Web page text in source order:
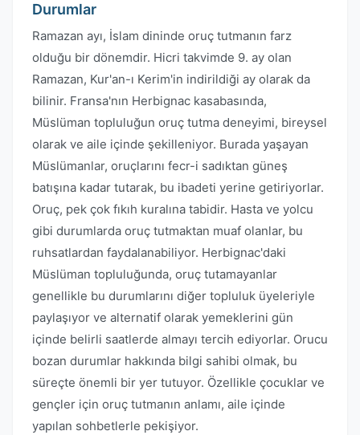
Durumlar
Ramazan ayı, İslam dininde oruç tutmanın farz
olduğu bir dönemdir. Hicri takvimde 9. ay olan
Ramazan, Kur'an-ı Kerim'in indirildiği ay olarak da
bilinir. Fransa'nın Herbignac kasabasında,
Müslüman topluluğun oruç tutma deneyimi, bireysel
olarak ve aile içinde şekilleniyor. Burada yaşayan
Müslümanlar, oruçlarını fecr-i sadıktan güneş
batışına kadar tutarak, bu ibadeti yerine getiriyorlar.
Oruç, pek çok fıkıh kuralına tabidir. Hasta ve yolcu
gibi durumlarda oruç tutmaktan muaf olanlar, bu
ruhsatlardan faydalanabiliyor. Herbignac'daki
Müslüman topluluğunda, oruç tutamayanlar
genellikle bu durumlarını diğer topluluk üyeleriyle
paylaşıyor ve alternatif olarak yemeklerini gün
içinde belirli saatlerde almayı tercih ediyorlar. Orucu
bozan durumlar hakkında bilgi sahibi olmak, bu
süreçte önemli bir yer tutuyor. Özellikle çocuklar ve
gençler için oruç tutmanın anlamı, aile içinde
yapılan sohbetlerle pekişiyor.